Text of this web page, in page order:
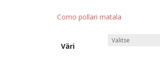
Como pollari matala
Väri